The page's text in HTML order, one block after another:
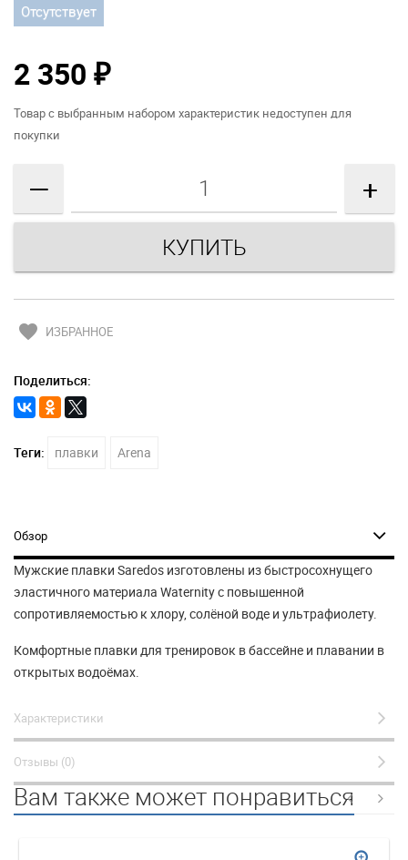
Отсутствует
2 350 ₽
Товар с выбранным набором характеристик недоступен для
покупки
— +
favorite ИЗБРАННОЕ
Поделиться:
Теги: плавки Arena
Обзор
Мужские плавки Saredos изготовлены из быстросохнущего
эластичного материала Waternity с повышенной
сопротивляемостью к хлору, солёной воде и ультрафиолету.
Комфортные плавки для тренировок в бассейне и плавании в
открытых водоёмах.
Характеристики
Отзывы (0)
Вам также может понравиться